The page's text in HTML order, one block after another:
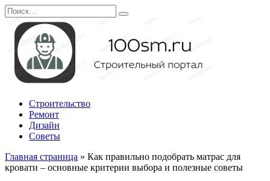
Перейти
к
содержанию
Search
for:
Строительство
Ремонт
Дизайн
Советы
Главная страница » Как правильно подобрать матрас для
кровати – основные критерии выбора и полезные советы